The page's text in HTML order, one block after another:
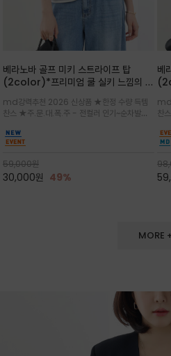
베라노바 골프 미키 스트라이프 탑
(2color)*프리미엄 쿨 실키 느낌의 폴
내 ★골프 미키티 포함 구매및 20만원
넘는 구매고객님께는 타이틀리스트 베라
노바 골프공 2피스 3구 증정(소진시 마
감)★
md강력추천 2026 신상품 ★한정 수량 득템
찬스 ★주.문.대.폭.주 - 전컬러 인기~순차발송
이프가 산뜻한 컬러감을 연출/안정감 있는 라운
드 넥라인과 여유있는 스탠다드 핏으로 여름내내
이쁘게 입으세요 ^^
59,000원
30,000원 49%
베
럼
md
찬
볍
를
MORE